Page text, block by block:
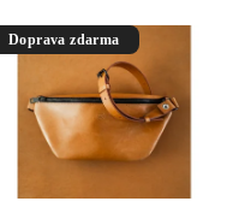
Doprava zdarma